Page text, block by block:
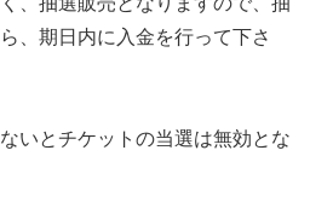
、期日内に入金を行って下さ
いとチケットの当選は無効とな